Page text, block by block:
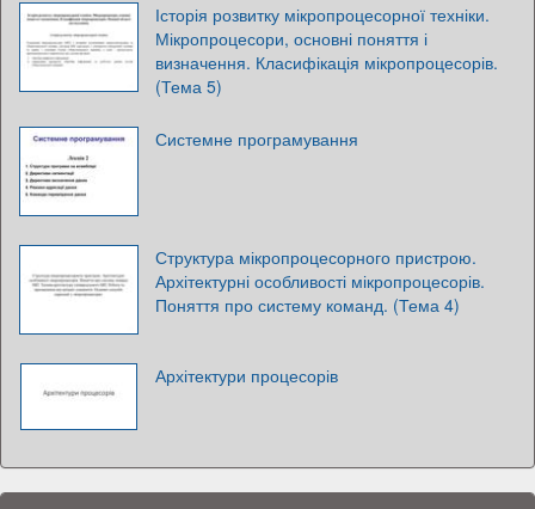
Історія розвитку мікропроцесорної техніки.
Мікропроцесори, основні поняття і
визначення. Класифікація мікропроцесорів.
(Тема 5)
Системне програмування
Структура мікропроцесорного пристрою.
Архітектурні особливості мікропроцесорів.
Поняття про систему команд. (Тема 4)
Архітектури процесорів